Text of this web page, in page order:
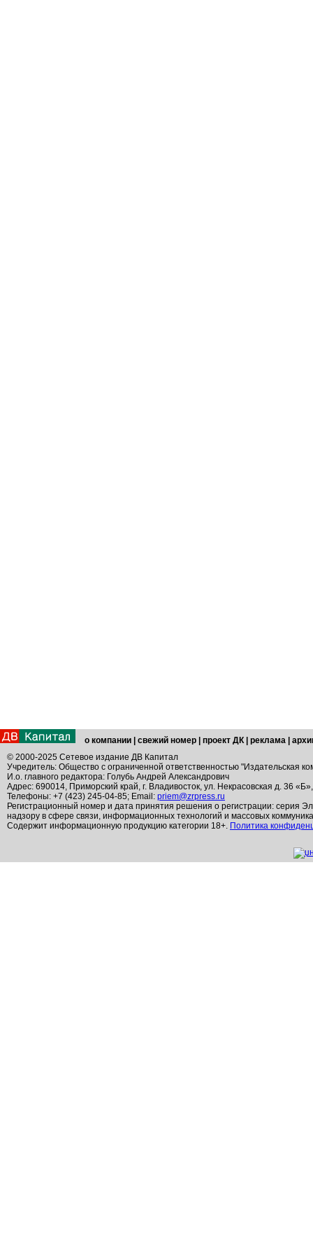
о компании свежий номер проект ДК реклама
© 2000-2025 Сетевое издание ДВ Капитал
Учредитель: Общество с ограниченной ответственностью "Издательская
И.о. главного редактора: Голубь Андрей Александрович
Адрес: 690014, Приморский край, г. Владивосток, ул. Некрасовская д. 36
Телефоны: +7 (423) 245-04-85; Email: priem@zrpress.ru
Регистрационный номер и дата принятия решения о регистрации: серия
надзору в сфере связи, информационных технологий и массовых
Содержит информационную продукцию категории 18+. Политика